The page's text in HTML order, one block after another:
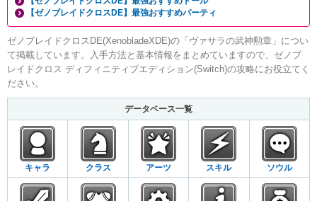
【ゼノブレイドクロスDE】最強おすすめパーティ
ゼノブレイドクロスDE(XenobladeXDE)の「ヴァサラの武神勲章」につい
て掲載しています。入手方法と基本情報をまとめていますので、ゼノブ
レイドクロス ディフィニティブエディション(Switch)の攻略にお役立てく
ださい。
データベース一覧
キャラ クラス アーツ スキル ソウル